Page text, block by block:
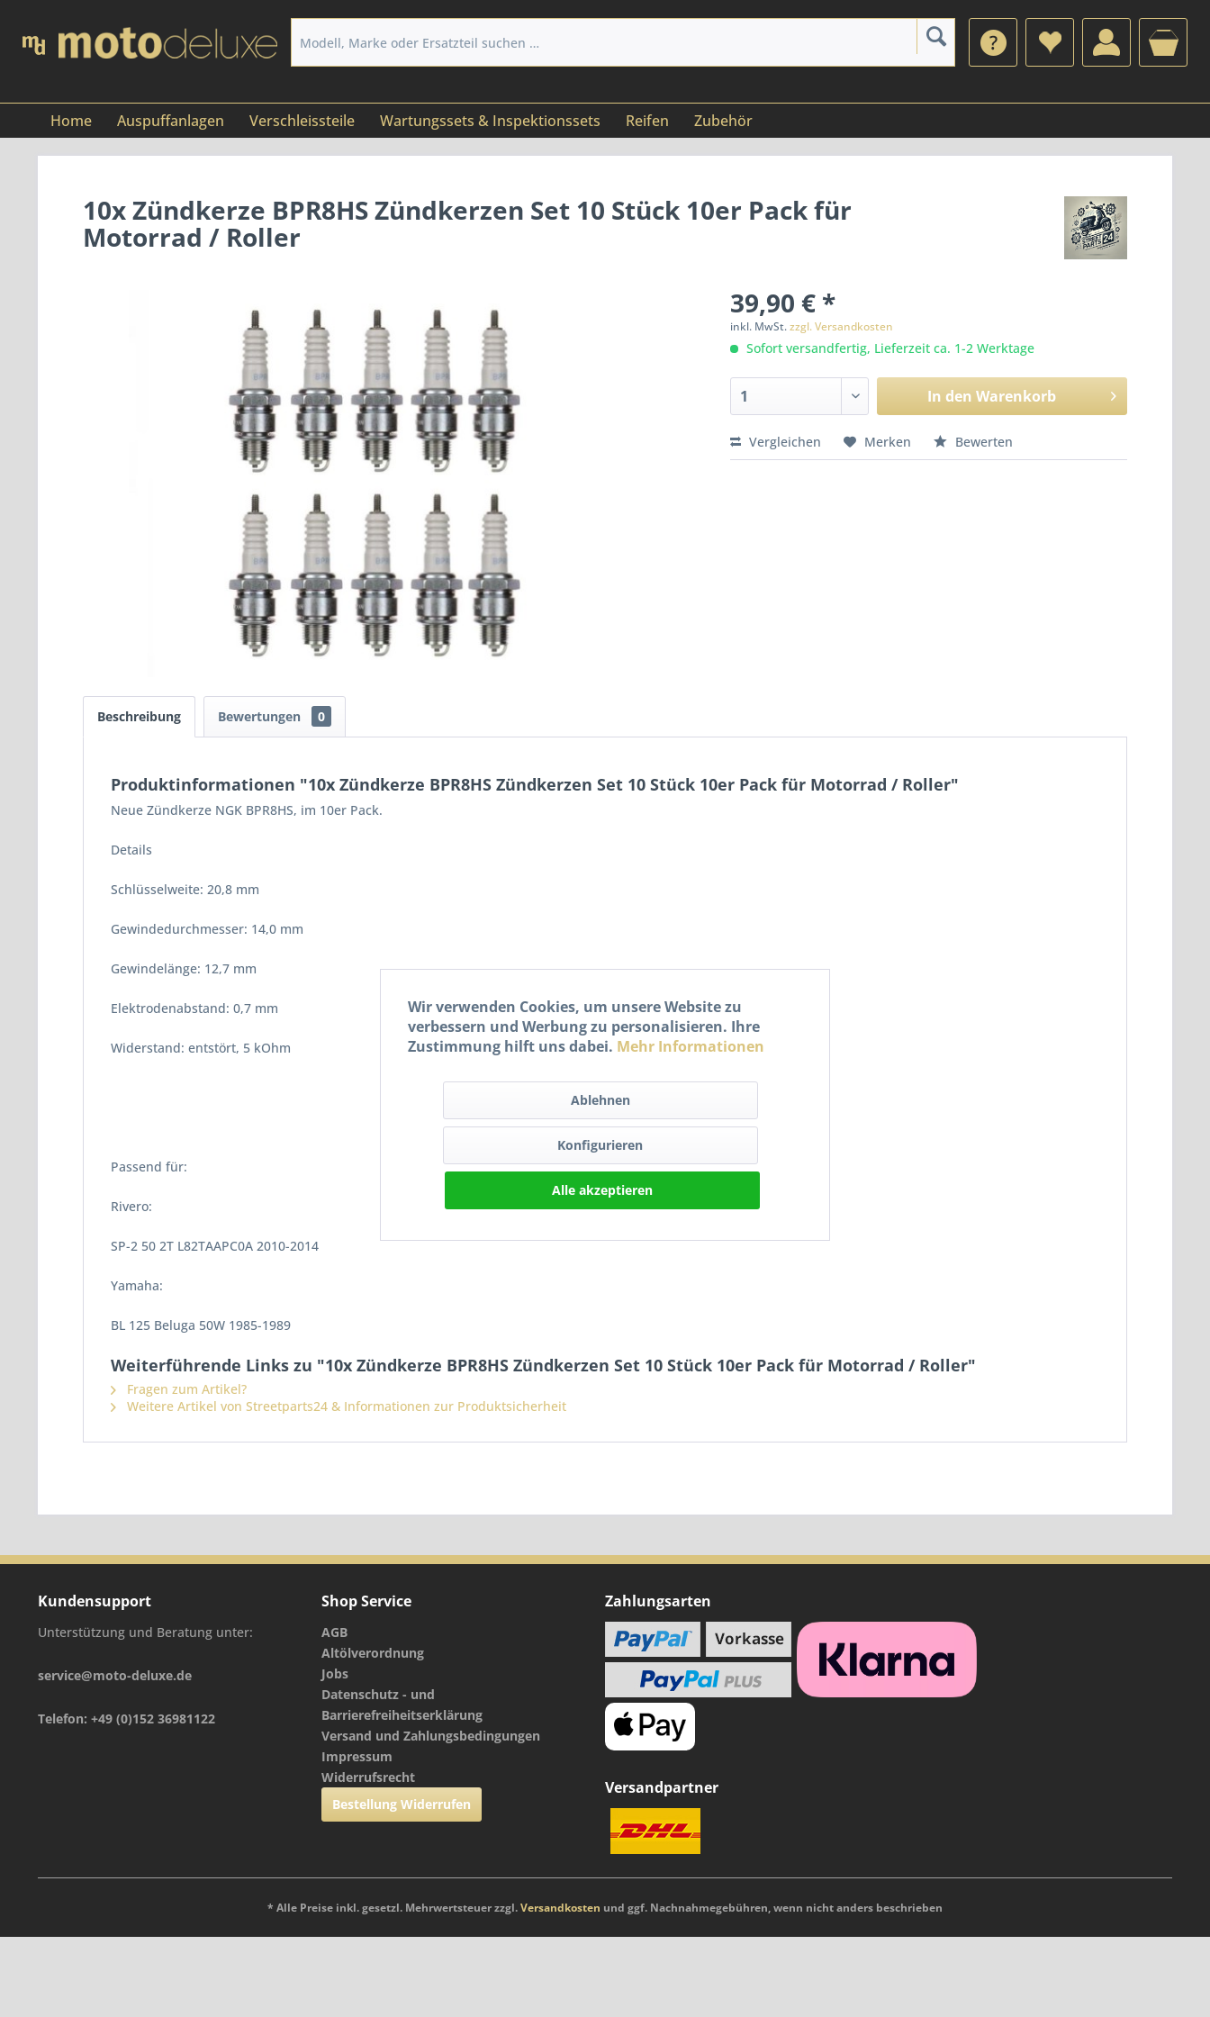
Home Auspuffanlagen Verschleissteile Wartungssets & Inspektionssets Reifen Zubehör
10x Zündkerze BPR8HS Zündkerzen Set 10 Stück 10er Pack für
Motorrad / Roller
39,90 € *
inkl. MwSt.zzgl. Versandkosten
Sofort versandfertig, Lieferzeit ca. 1-2 Werktage
In den Warenkorb
Vergleichen Merken Bewerten
Beschreibung Bewertungen 0
Produktinformationen "10x Zündkerze BPR8HS Zündkerzen Set 10 Stück 10er Pack für Motorrad / Roller"
Neue Zündkerze NGK BPR8HS, im 10er Pack.
Details
Schlüsselweite: 20,8 mm
Gewindedurchmesser: 14,0 mm
Gewindelänge: 12,7 mm
Elektrodenabstand: 0,7 mm
Widerstand: entstört, 5 kOhm
Passend für:
Rivero:
SP-2 50 2T L82TAAPC0A 2010-2014
Yamaha:
BL 125 Beluga 50W 1985-1989
Weiterführende Links zu "10x Zündkerze BPR8HS Zündkerzen Set 10 Stück 10er Pack für Motorrad / Roller"
Fragen zum Artikel?
Weitere Artikel von Streetparts24 & Informationen zur Produktsicherheit
Kundensupport
Unterstützung und Beratung unter:
service@moto-deluxe.de
Telefon: +49 (0)152 36981122
Shop Service
AGB
Altölverordnung
Jobs
Datenschutz - und
Barrierefreiheitserklärung
Versand und Zahlungsbedingungen
Impressum
Widerrufsrecht
Bestellung Widerrufen
Zahlungsarten
Versandpartner
* Alle Preise inkl. gesetzl. Mehrwertsteuer zzgl.Versandkosten und ggf. Nachnahmegebühren, wenn nicht anders beschrieben
Wir verwenden Cookies, um unsere Website zu
verbessern und Werbung zu personalisieren. Ihre
Zustimmung hilft uns dabei. Mehr Informationen
Ablehnen
Konfigurieren
Alle akzeptieren